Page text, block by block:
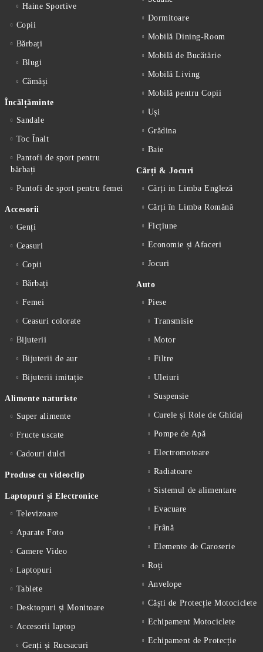
Haine Sportive
Copii
Bărbați
Blugi
Cămăși
Încălțăminte
Sandale
Toc Înalt
Pantofi de sport pentru
bărbați
Pantofi de sport pentru femei
Accesorii
Genți
Ceasuri
Copii
Bărbați
Femei
Ceasuri colorate
Bijuterii
Bijuterii de aur
Bijuterii imitație
Alimente naturiste
Super alimente
Fructe uscate
Cadouri dulci
Produse cu videoclip
Laptopuri și Electronice
Televizoare
Aparate Foto
Camere Video
Laptopuri
Tablete
Desktopuri și Monitoare
Accesorii laptop
Genți și Rucsacuri
Dormitoare
Mobilă Dining-Room
Mobilă de Bucătărie
Mobilă Living
Mobilă pentru Copii
Uși
Grădina
Baie
Cărți & Jocuri
Cărți in Limba Engleză
Cărți în Limba Romănă
Ficțiune
Economie și Afaceri
Jocuri
Auto
Piese
Transmisie
Motor
Filtre
Uleiuri
Suspensie
Curele și Role de Ghidaj
Pompe de Apă
Electromotoare
Radiatoare
Sistemul de alimentare
Evacuare
Frână
Elemente de Caroserie
Roți
Anvelope
Căști de Protecție Motociclete
Echipament Motociclete
Echipament de Protecție